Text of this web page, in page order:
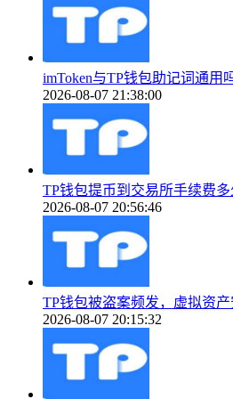
imToken与TP钱包助记词通用
2026-08-07 21:38:00
TP钱包提币到交易所手续费
2026-08-07 20:56:46
TP钱包被盗案频发，虚拟资
2026-08-07 20:15:32